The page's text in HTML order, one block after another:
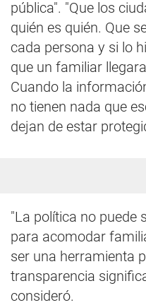
pública". "Que los
quién es quién. Que
cada persona y si lo
que un familiar
Cuando la
no tienen nada que
dejan de estar
"La política no puede
para acomodar
ser una herramienta
transparencia
consideró.